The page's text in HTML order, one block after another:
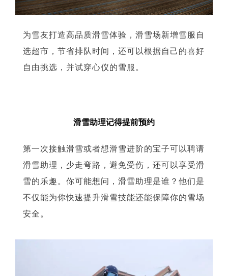
为雪友打造高品质滑雪体验，滑雪场新增雪服自
选超市，节省排队时间，还可以根据自己的喜好
自由挑选，并试穿心仪的雪服。
滑雪助理记得提前预约
第一次接触滑雪或者想滑雪进阶的宝子可以聘请
滑雪助理，少走弯路，避免受伤，还可以享受滑
雪的乐趣。你可能想问，滑雪助理是谁？他们是
不仅能为你快速提升滑雪技能还能保障你的雪场
安全。